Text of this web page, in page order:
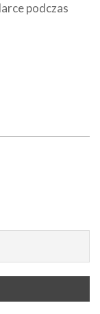
podczas